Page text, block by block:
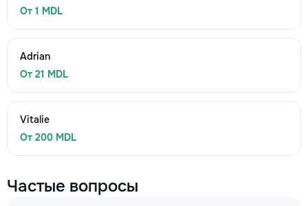
От 1 MDL
Adrian
От 21 MDL
Vitalie
От 200 MDL
Частые вопросы